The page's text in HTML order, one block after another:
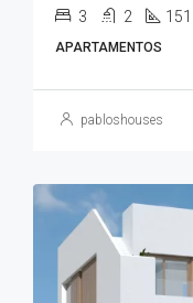
3 2 151
APARTAMENTOS
pabloshouses